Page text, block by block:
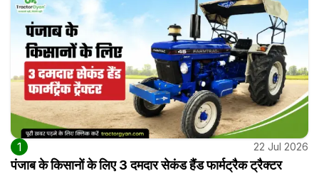
1 22 Jul 2026
पंजाब के किसानों के लिए 3 दमदार सेकंड हैंड फार्मट्रैक ट्रैक्टर